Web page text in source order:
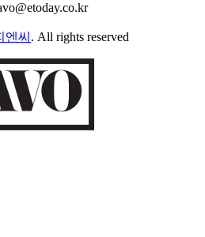
엔씨 . All rights reserved